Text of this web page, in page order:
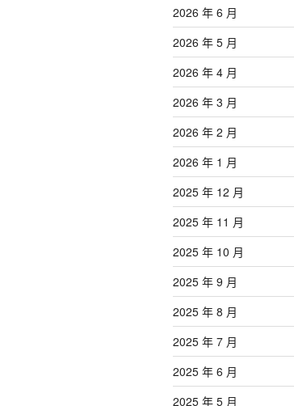
2026 年 6 月
2026 年 5 月
2026 年 4 月
2026 年 3 月
2026 年 2 月
2026 年 1 月
2025 年 12 月
2025 年 11 月
2025 年 10 月
2025 年 9 月
2025 年 8 月
2025 年 7 月
2025 年 6 月
2025 年 5 月